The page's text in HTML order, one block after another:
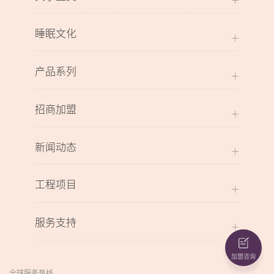
睡眠文化
产品系列
招商加盟
新闻动态
工程项目
服务支持
加盟咨询